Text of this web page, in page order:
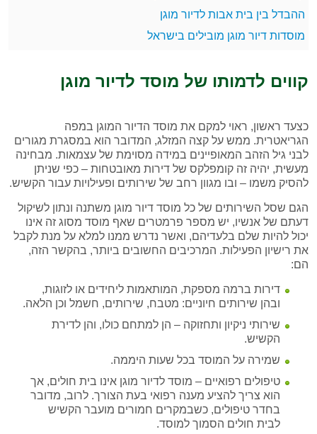
ההבדל בין בית אבות לדיור מוגן
מוסדות דיור מוגן מובילים בישראל
קווים לדמותו של מוסד לדיור מוגן
כצעד ראשון, ראוי למקם את מוסד הדיור המוגן במפה
הגריאטרית. ממש על קצה המזלג, המדובר הוא במסגרת מגורים
לבני גיל הזהב המאופיינים במידה מסוימת של עצמאות. מבחינה
מעשית, יהיה זה קומפלקס של דירות מאובטחות – כפי שניתן
להסיק משמו – ובו מגוון רחב של שירותים ופעילויות עבור הקשיש.
הגם שסל השירותים של כל מוסד דיור מוגן משתנה ונתון לשיקול
דעתם של אנשיו, יש מספר פרמטרים שאף מוסד מסוג זה אינו
יכול להיות שלם בלעדיהם, ואשר נדרש ממנו למלא על מנת לקבל
את רישיון הפעילות. המרכיבים החשובים ביותר, בהקשר הזה,
הם:
דירות ברמה מספקת, המותאמות ליחידים או לזוגות,
ובהן שירותים חיוניים: מטבח, שירותים, חשמל וכן הלאה.
שירותי ניקיון ותחזוקה – הן למתחם כולו, והן לדירת
הקשיש.
שמירה על המוסד בכל שעות היממה.
טיפולים רפואיים – מוסד לדיור מוגן אינו בית חולים, אך
הוא צריך להציע מענה רפואי בעת הצורך. לרוב, מדובר
בחדר טיפולים, כשבמקרים חמורים מועבר הקשיש
לבית חולים הסמוך למוסד.